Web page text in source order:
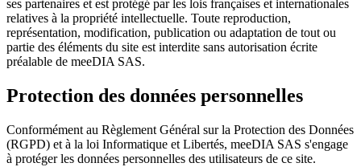
ses partenaires et est protégé par les lois françaises et internationales
relatives à la propriété intellectuelle. Toute reproduction,
représentation, modification, publication ou adaptation de tout ou
partie des éléments du site est interdite sans autorisation écrite
préalable de meeDIA SAS.
Protection des données personnelles
Conformément au Règlement Général sur la Protection des Données
(RGPD) et à la loi Informatique et Libertés, meeDIA SAS s'engage
à protéger les données personnelles des utilisateurs de ce site.